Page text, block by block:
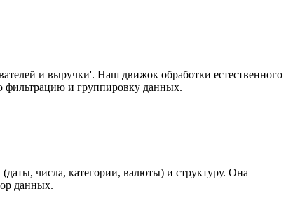
и выручки'. Наш движок обработки естественного
фильтрацию и группировку данных.
числа, категории, валюты) и структуру. Она
данных.